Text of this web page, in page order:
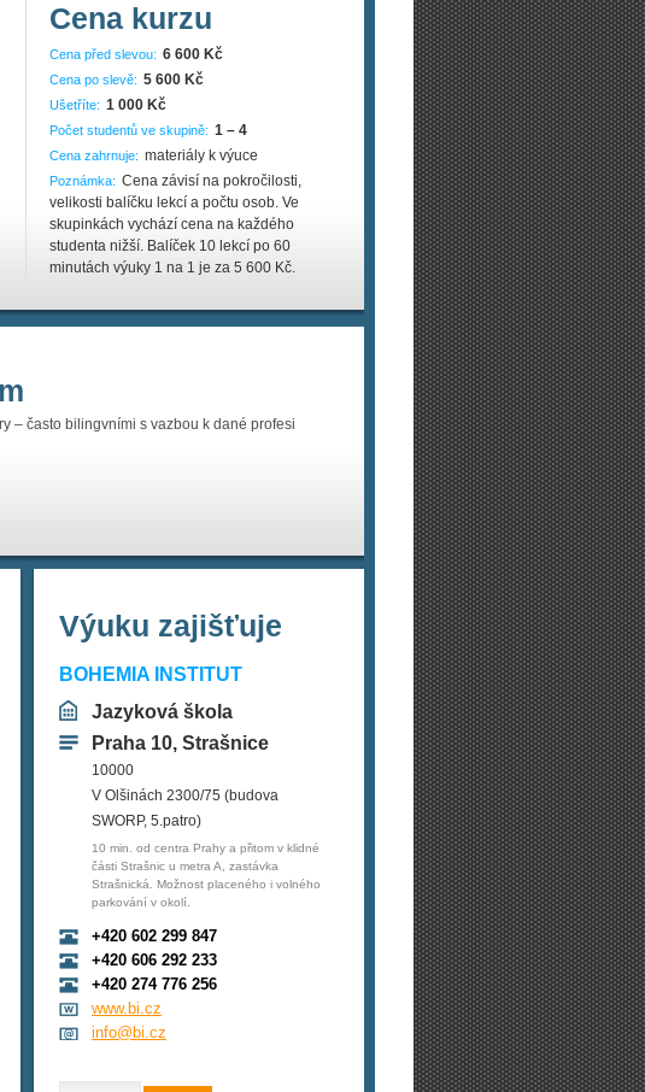
Cena kurzu
Cena před slevou: 6 600 Kč
Cena po slevě: 5 600 Kč
Ušetříte: 1 000 Kč
Počet studentů ve skupině: 1 – 4
Cena zahrnuje: materiály k výuce
Poznámka: Cena závisí na pokročilosti,
velikosti balíčku lekcí a počtu osob. Ve
skupinkách vychází cena na každého
studenta nižší. Balíček 10 lekcí po 60
minutách výuky 1 na 1 je za 5 600 Kč.
– často bilingvními s vazbou k dané profesi
Výuku zajišťuje
BOHEMIA INSTITUT
Jazyková škola
Praha 10, Strašnice
10000
V Olšinách 2300/75 (budova
SWORP, 5.patro)
10 min. od centra Prahy a přitom v klidné
části Strašnic u metra A, zastávka
Strašnická. Možnost placeného i volného
parkování v okolí.
+420 602 299 847
+420 606 292 233
+420 274 776 256
www.bi.cz
info@bi.cz